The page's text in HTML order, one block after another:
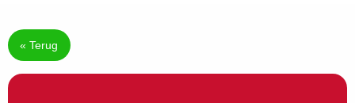
« Terug